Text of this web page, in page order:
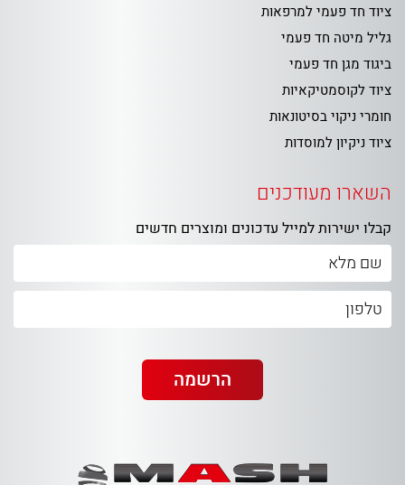
ציוד חד פעמי למרפאות
גליל מיטה חד פעמי
ביגוד מגן חד פעמי
ציוד לקוסמטיקאיות
חומרי ניקוי בסיטונאות
ציוד ניקיון למוסדות
השארו מעודכנים
קבלו ישירות למייל עדכונים ומוצרים חדשים